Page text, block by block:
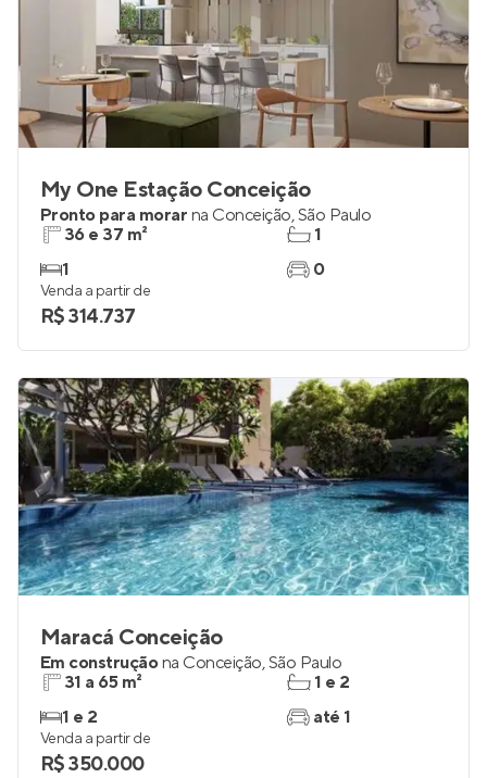
My One Estação Conceição
Pronto para morar na Conceição,São Paulo
36 e 37 m²
1
1
0
Venda a partir de
R$ 314.737
Maracá Conceição
Em construçãona Conceição,São Paulo
31 a 65 m²
1 e 2
1 e 2
até 1
Venda a partir de
R$ 350.000